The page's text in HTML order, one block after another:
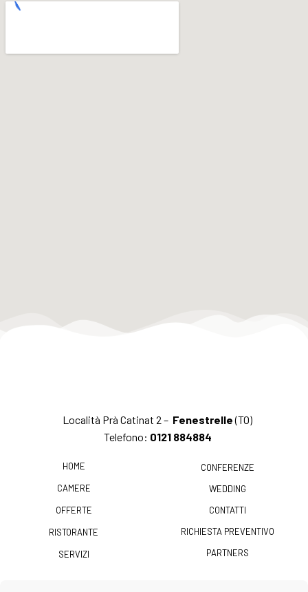
Località Prà Catinat 2 – Fenestrelle(TO)
Telefono: 0121 884884
HOME
CAMERE
OFFERTE
RISTORANTE
SERVIZI
CONFERENZE
WEDDING
CONTATTI
RICHIESTA PREVENTIVO
PARTNERS